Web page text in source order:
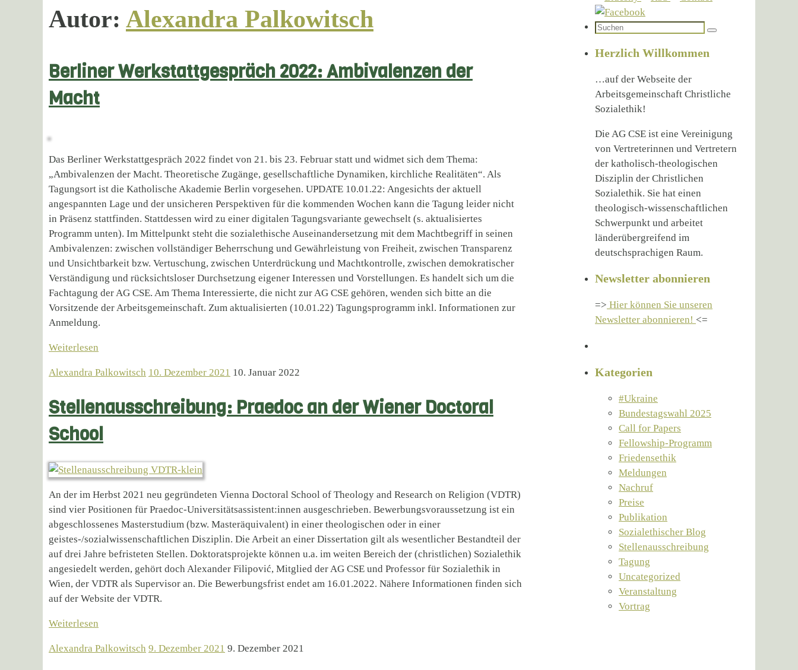
Autor: Alexandra Palkowitsch
Berliner Werkstattgespräch 2022: Ambivalenzen der
Macht
Das Berliner Werkstattgespräch 2022 findet von 21. bis 23. Februar statt und widmet sich dem Thema:
„Ambivalenzen der Macht. Theoretische Zugänge, gesellschaftliche Dynamiken, kirchliche Realitäten“. Als
Tagungsort ist die Katholische Akademie Berlin vorgesehen. UPDATE 10.01.22: Angesichts der aktuell
angespannten Lage und der unsicheren Perspektiven für die kommenden Wochen kann die Tagung leider nicht
in Präsenz stattfinden. Stattdessen wird zu einer digitalen Tagungsvariante gewechselt (s. aktualisiertes
Programm unten). Im Mittelpunkt steht die sozialethische Auseinandersetzung mit dem Machtbegriff in seinen
Ambivalenzen: zwischen vollständiger Beherrschung und Gewährleistung von Freiheit, zwischen Transparenz
und Unsichtbarkeit bzw. Vertuschung, zwischen Unterdrückung und Machtkontrolle, zwischen demokratischer
Verständigung und rücksichtsloser Durchsetzung eigener Interessen und Vorstellungen. Es handelt sich um die
Fachtagung der AG CSE. Am Thema Interessierte, die nicht zur AG CSE gehören, wenden sich bitte an die
Vorsitzende der Arbeitsgemeinschaft. Zum aktualisierten (10.01.22) Tagungsprogramm inkl. Informationen zur
Anmeldung.
Weiterlesen
Alexandra Palkowitsch 10. Dezember 2021 10. Januar 2022
Stellenausschreibung: Praedoc an der Wiener Doctoral
School
An der im Herbst 2021 neu gegründeten Vienna Doctoral School of Theology and Research on Religion (VDTR)
sind vier Positionen für Praedoc-Universitätsassistent:innen ausgeschrieben. Bewerbungsvoraussetzung ist ein
abgeschlossenes Masterstudium (bzw. Masteräquivalent) in einer theologischen oder in einer
geistes-/sozialwissenschaftlichen Disziplin. Die Arbeit an einer Dissertation gilt als wesentlicher Bestandteil der
auf drei Jahre befristeten Stellen. Doktoratsprojekte können u.a. im weiten Bereich der (christlichen) Sozialethik
angesiedelt werden, gehört doch Alexander Filipović, Mitglied der AG CSE und Professor für Sozialethik in
Wien, der VDTR als Supervisor an. Die Bewerbungsfrist endet am 16.01.2022. Nähere Informationen finden sich
auf der Website der VDTR.
Weiterlesen
Alexandra Palkowitsch 9. Dezember 2021 9. Dezember 2021
Suchen
Suchen
Herzlich Willkommen
…auf der Webseite der
Arbeitsgemeinschaft Christliche
Sozialethik!
Die AG CSE ist eine Vereinigung
von Vertreterinnen und Vertretern
der katholisch-theologischen
Disziplin der Christlichen
Sozialethik. Sie hat einen
theologisch-wissenschaftlichen
Schwerpunkt und arbeitet
länderübergreifend im
deutschsprachigen Raum.
Newsletter abonnieren
=> Hier können Sie unseren
Newsletter abonnieren! <=
Kategorien
#Ukraine
Bundestagswahl 2025
Call for Papers
Fellowship-Programm
Friedensethik
Meldungen
Nachruf
Preise
Publikation
Sozialethischer Blog
Stellenausschreibung
Tagung
Uncategorized
Veranstaltung
Vortrag